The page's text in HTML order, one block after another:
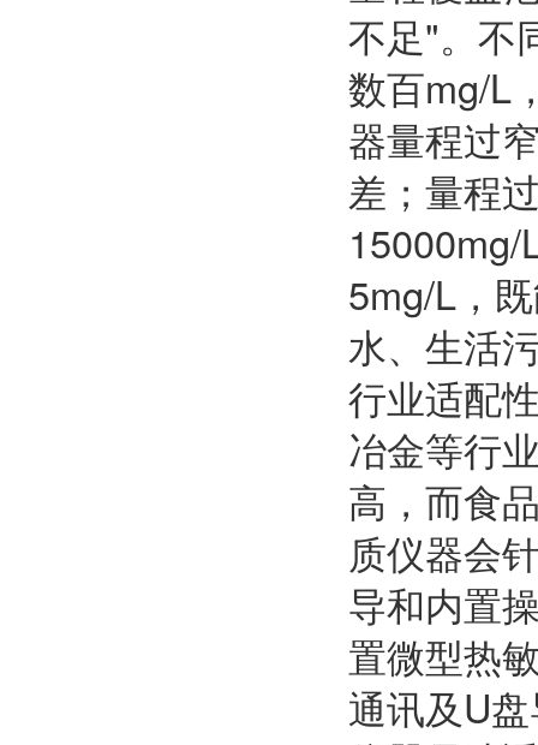
不足"。不
数百mg/L
器量程过
差；量程
15000mg/
5mg/L，
水、生活
行业适配
冶金等行
高，而食
质仪器会
导和内置
置微型热
通讯及U